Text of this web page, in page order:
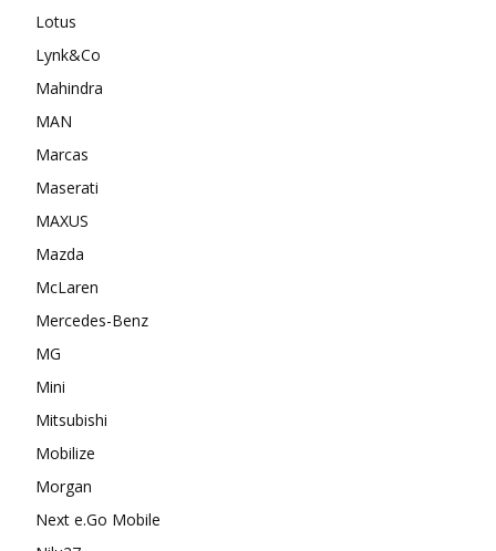
Lotus
Lynk&Co
Mahindra
MAN
Marcas
Maserati
MAXUS
Mazda
McLaren
Mercedes-Benz
MG
Mini
Mitsubishi
Mobilize
Morgan
Next e.Go Mobile